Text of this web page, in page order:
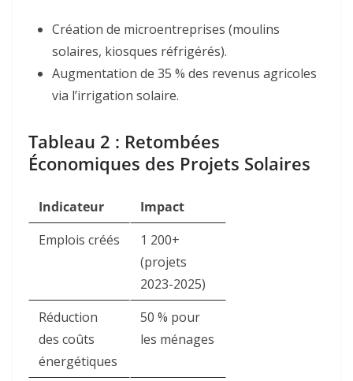
Création de microentreprises (moulins
solaires, kiosques réfrigérés).
Augmentation de 35 % des revenus agricoles
via l’irrigation solaire.
Tableau 2 : Retombées
Économiques des Projets Solaires
Indicateur
Impact
Emplois créés
1 200+
(projets
2023-2025)
Réduction
des coûts
énergétiques
50 % pour
les ménages